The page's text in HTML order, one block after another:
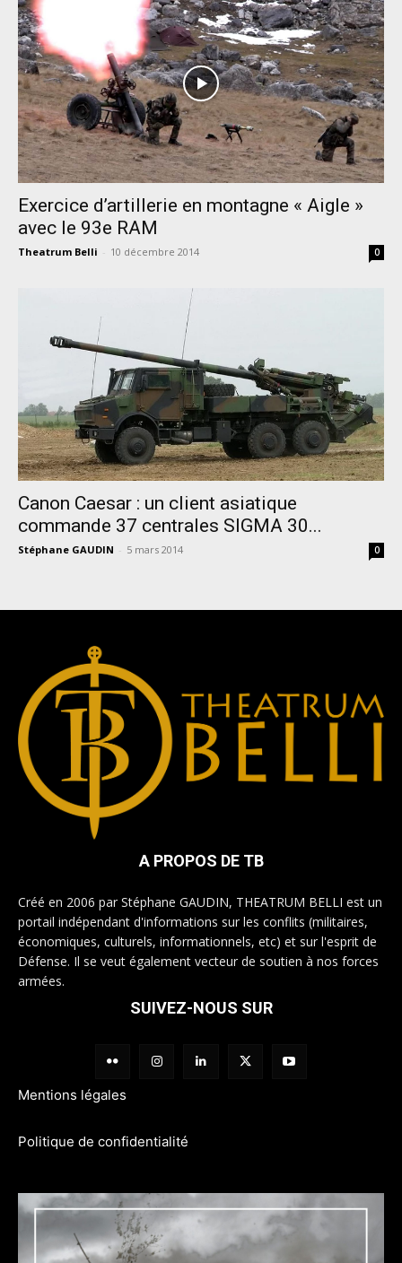
Exercice d’artillerie en montagne « Aigle »
avec le 93e RAM
Theatrum Belli - 10 décembre 2014 0
Canon Caesar : un client asiatique
commande 37 centrales SIGMA 30...
Stéphane GAUDIN - 5 mars 2014 0
A PROPOS DE TB
Créé en 2006 par Stéphane GAUDIN, THEATRUM BELLI est un
portail indépendant d'informations sur les conflits (militaires,
économiques, culturels, informationnels, etc) et sur l'esprit de
Défense. Il se veut également vecteur de soutien à nos forces
armées.
SUIVEZ-NOUS SUR
Mentions légales
Politique de confidentialité